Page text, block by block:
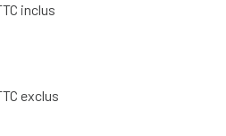
inclus
exclus